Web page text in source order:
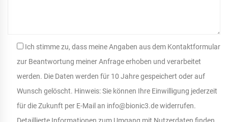
Ich stimme zu, dass meine Angaben aus dem Kontaktformular
zur Beantwortung meiner Anfrage erhoben und verarbeitet
werden. Die Daten werden für 10 Jahre gespeichert oder auf
Wunsch gelöscht. Hinweis: Sie können Ihre Einwilligung jederzeit
für die Zukunft per E-Mail an info@bionic3.de widerrufen.
Detaillierte Informationen zum Umgang mit Nutzerdaten finden